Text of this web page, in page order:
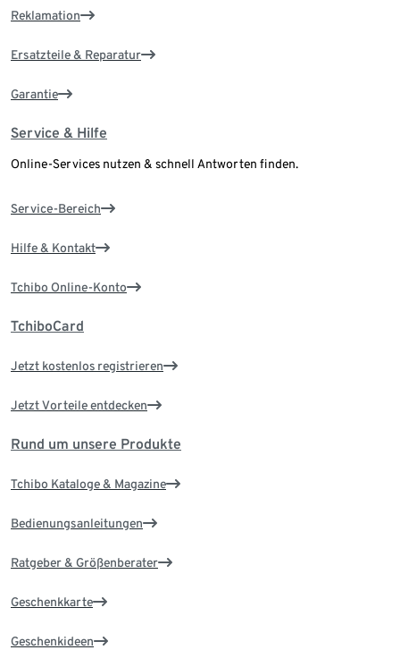
Reklamation
Ersatzteile & Reparatur
Garantie
Service & Hilfe
Online-Services nutzen & schnell Antworten finden.
Service-Bereich
Hilfe & Kontakt
Tchibo Online-Konto
TchiboCard
Jetzt kostenlos registrieren
Jetzt Vorteile entdecken
Rund um unsere Produkte
Tchibo Kataloge & Magazine
Bedienungsanleitungen
Ratgeber & Größenberater
Geschenkkarte
Geschenkideen